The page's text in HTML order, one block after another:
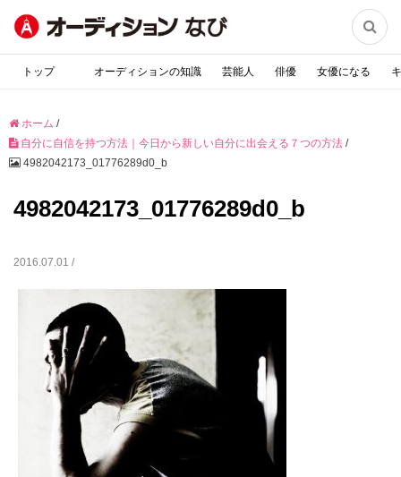

トップ オーディションの知識 芸能人 俳優 女優になる
ホーム /
自分に自信を持つ方法｜今日から新しい自分に出会える７つの方法 /
4982042173_01776289d0_b
4982042173_01776289d0_b
2016.07.01 /